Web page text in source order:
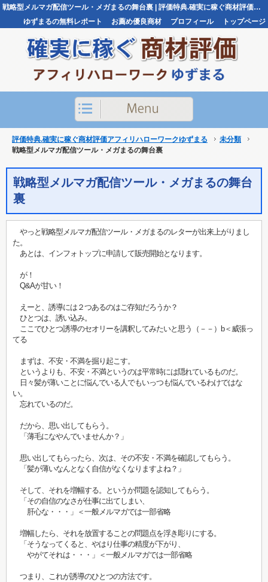
戦略型メルマガ配信ツール・メガまるの舞台裏 | 評価特典.確実に稼ぐ商材評価アフィリハローワークゆずまる評価特典.確実に稼ぐ商材評価アフィリハローワークゆずまる
トップページ
プロフィール
お薦め優良商材
ゆずまるの無料レポート
評価特典.確実に稼ぐ商材評価アフィリハローワークゆずまる
未分類
戦略型メルマガ配信ツール・メガまるの舞台裏
戦略型メルマガ配信ツール・メガまるの舞台
裏
やっと戦略型メルマガ配信ツール・メガまるのレターが出来上がりまし
た。
あとは、インフォトップに申請して販売開始となります。
が！
Q&Aが甘い！
えーと、誘導には２つあるのはご存知だろうか？
ひとつは、誘い込み。
ここでひとつ誘導のセオリーを講釈してみたいと思う（－－）b＜威張っ
てる
まずは、不安・不満を掘り起こす。
というよりも、不安・不満というのは平常時には隠れているものだ。
日々髪が薄いことに悩んでいる人でもいっつも悩んでいるわけではな
い。
忘れているのだ。
だから、思い出してもらう。
「薄毛になやんでいませんか？」
思い出してもらったら、次は、その不安・不満を確認してもらう。
「髪が薄いなんとなく自信がなくなりますよね？」
そして、それを増幅する。というか問題を認知してもらう。
「その自信のなさが仕事に出てしまい、
肝心な・・・」＜一般メルマガでは一部省略
増幅したら、それを放置することの問題点を浮き彫りにする。
「そうなってくると、やはり仕事の精度が下がり、
やがてそれは・・・」＜一般メルマガでは一部省略
つまり、これが誘導のひとつの方法です。